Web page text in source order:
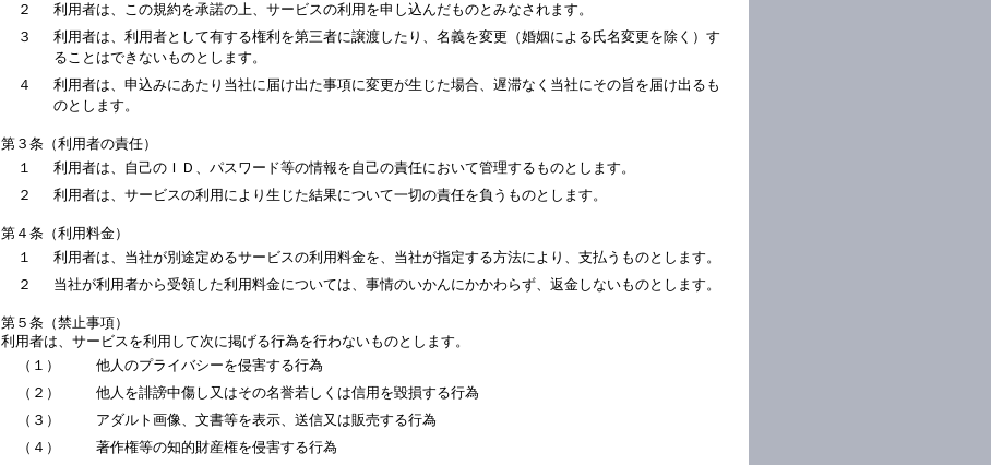
２
利用者は、この規約を承諾の上、サービスの利用を申し込んだものとみなされます。
３
利用者は、利用者として有する権利を第三者に譲渡したり、名義を変更（婚姻による氏名変更を除く）す
ることはできないものとします。
４
利用者は、申込みにあたり当社に届け出た事項に変更が生じた場合、遅滞なく当社にその旨を届け出るも
のとします。
第３条（利用者の責任）
１
利用者は、自己のＩＤ、パスワード等の情報を自己の責任において管理するものとします。
２
利用者は、サービスの利用により生じた結果について一切の責任を負うものとします。
第４条（利用料金）
１
利用者は、当社が別途定めるサービスの利用料金を、当社が指定する方法により、支払うものとします。
２
当社が利用者から受領した利用料金については、事情のいかんにかかわらず、返金しないものとします。
第５条（禁止事項）
利用者は、サービスを利用して次に掲げる行為を行わないものとします。
（１）
他人のプライバシーを侵害する行為
（２）
他人を誹謗中傷し又はその名誉若しくは信用を毀損する行為
（３）
アダルト画像、文書等を表示、送信又は販売する行為
（４）
著作権等の知的財産権を侵害する行為